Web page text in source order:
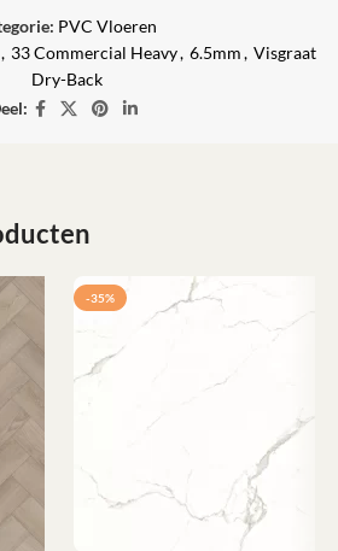
PVC Vloeren
, 33 Commercial Heavy, 6.5mm , Visgraat
Dry-Back
-35%